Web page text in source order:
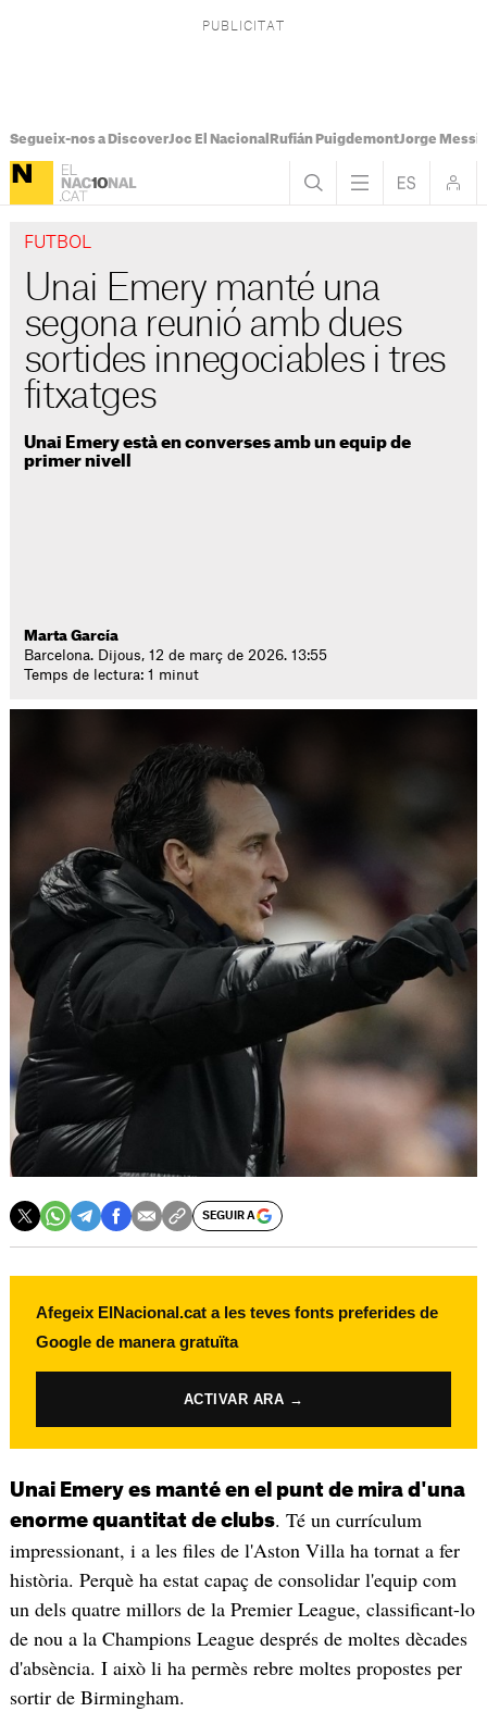
Segueix-nos a DiscoverJoc El Nacional Rufián PuigdemontJorge Messi
FUTBOL
Unai Emery manté una
segona reunió amb dues
sortides innegociables i tres
fitxatges
Unai Emery està en converses amb un equip de
primer nivell
Marta García
Barcelona. Dijous, 12 de març de 2026. 13:55
Temps de lectura: 1 minut
SEGUIR A
Afegeix ElNacional.cat a les teves fonts preferides de
Google de manera gratuïta
ACTIVAR ARA →
Unai Emery es manté en el punt de mira d'una
enorme quantitat de clubs. Té un currículum
impressionant, i a les files de l'Aston Villa ha tornat a fer
història. Perquè ha estat capaç de consolidar l'equip com
un dels quatre millors de la Premier League, classificant-lo
de nou a la Champions League després de moltes dècades
d'absència. I això li ha permès rebre moltes propostes per
sortir de Birmingham.